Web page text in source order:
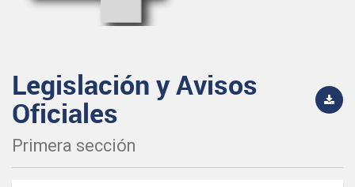
Legislación y Avisos
Oficiales
Primera sección